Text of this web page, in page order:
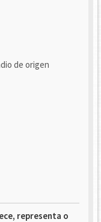
de origen
representa o